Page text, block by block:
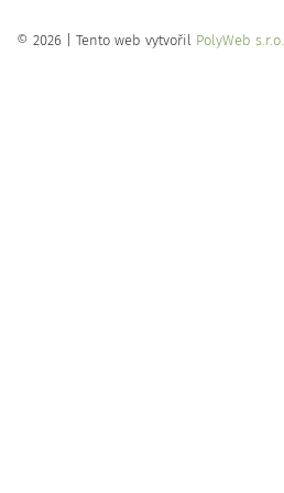
© 2026 | Tento web vytvořil PolyWeb s.r.o.